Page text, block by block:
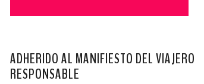
ADHERIDO AL MANIFIESTO DEL VIAJERO
RESPONSABLE